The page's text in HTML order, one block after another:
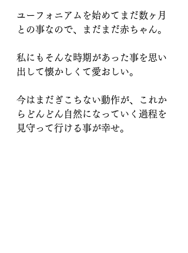
ユーフォニアムを始めてまだ数ヶ月
との事なので、まだまだ赤ちゃん。
私にもそんな時期があった事を思い
出して懐かしくて愛おしい。
今はまだぎこちない動作が、これか
らどんどん自然になっていく過程を
見守って行ける事が幸せ。